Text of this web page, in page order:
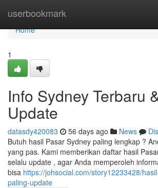
userbookmark
Home
Home
1
Info Sydney Terbaru
Update
datasdy420083 56 days ago News
Butuh hasil Pasar Sydney paling lengkap ?
yang pas. Kami memberikan daftar hasil
selalu update , agar Anda memperoleh
bisa https://johsocial.com/story12233428/
paling-update